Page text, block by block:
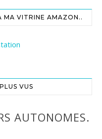
MA VITRINE AMAZON..
VUS
AUTONOMES.